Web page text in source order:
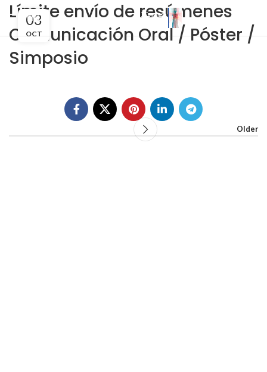
MENU
Límite envío de resúmenes
Comunicación Oral / Póster /
Simposio
03
OCT
Older